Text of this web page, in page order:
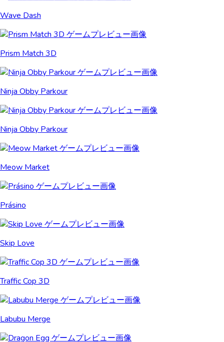
Wave Dash
Prism Match 3D
Ninja Obby Parkour
Ninja Obby Parkour
Meow Market
Prásino
Skip Love
Traffic Cop 3D
Labubu Merge